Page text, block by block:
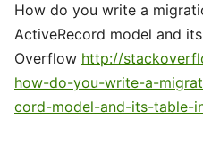
How do you write a
ActiveRecord model and
Overflow http://
how-do-you-write-a-
cord-model-and-its-table-